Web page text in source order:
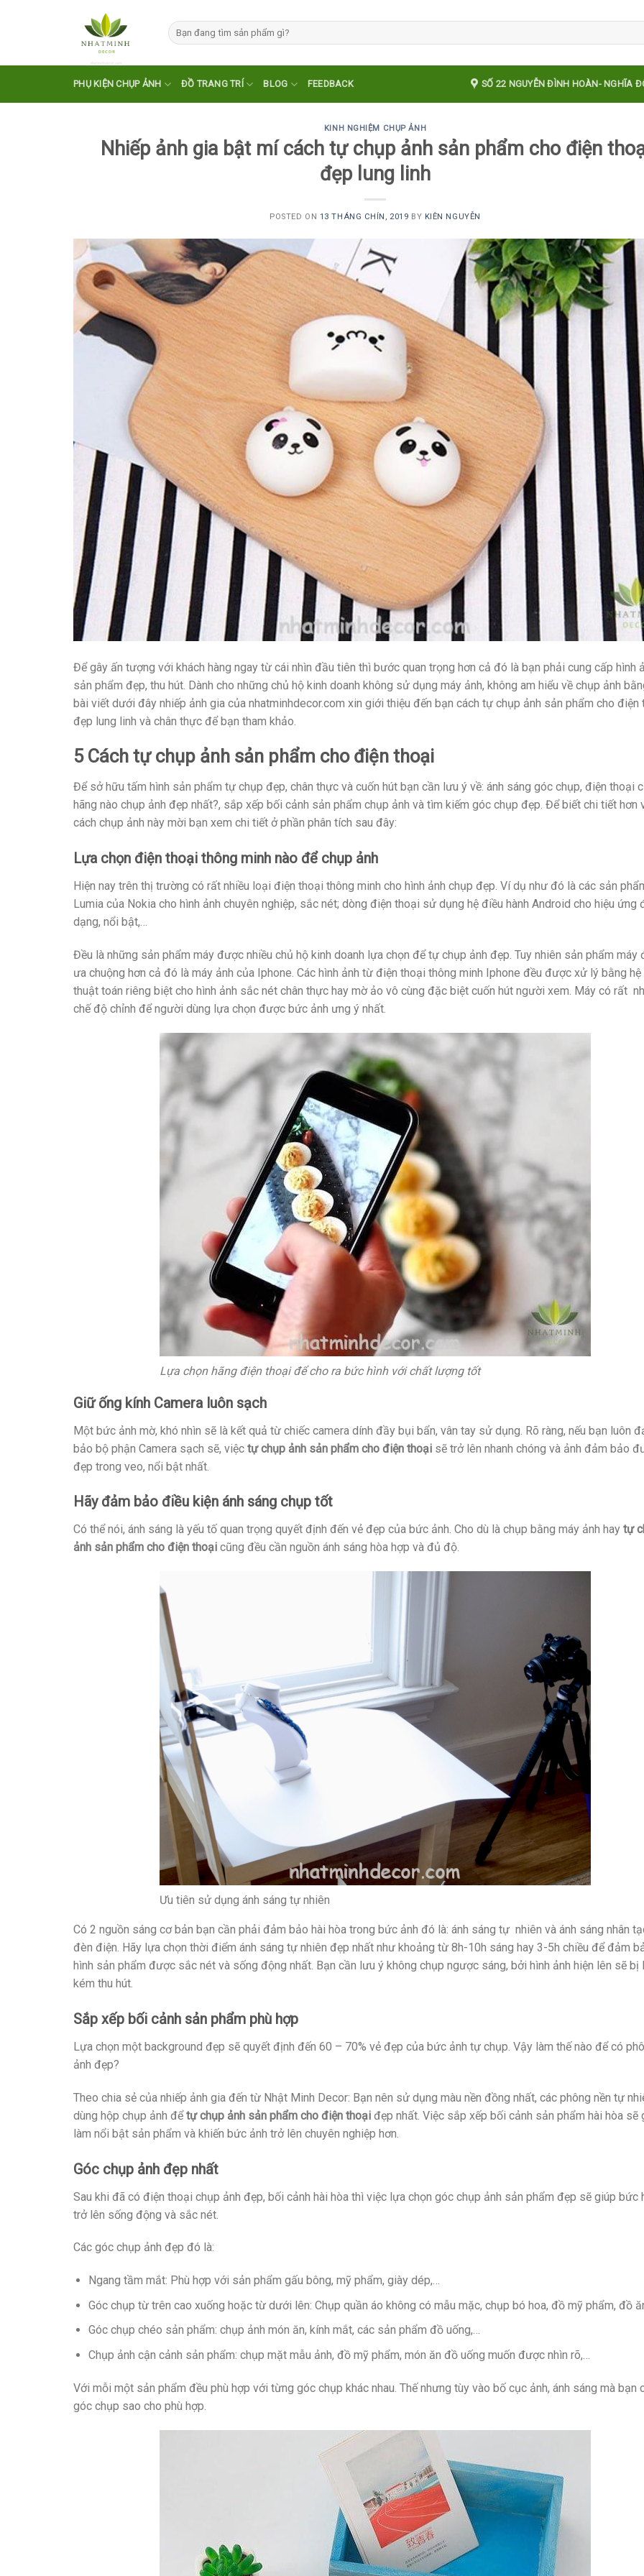
Tìm
kiếm:
PHỤ KIỆN CHỤP ẢNH ĐỒ TRANG TRÍ BLOG FEEDBACK SỐ 22 NGUYỄN ĐÌNH HOÀN- NGHĨA
KINH NGHIỆM CHỤP ẢNH
Nhiếp ảnh gia bật mí cách tự chụp ảnh sản phẩm cho điện
đẹp lung linh
POSTED ON 13 THÁNG CHÍN, 2019 BY KIÊN NGUYỄN
Để gây ấn tượng với khách hàng ngay từ cái nhìn đầu tiên thì bước quan trọng hơn cả đó là bạn phải cung cấp hình
sản phẩm đẹp, thu hút. Dành cho những chủ hộ kinh doanh không sử dụng máy ảnh, không am hiểu về chụp ảnh
bài viết dưới đây nhiếp ảnh gia của nhatminhdecor.com xin giới thiệu đến bạn cách tự chụp ảnh sản phẩm cho điện
đẹp lung linh và chân thực để bạn tham khảo.
5 Cách tự chụp ảnh sản phẩm cho điện thoại
Để sở hữu tấm hình sản phẩm tự chụp đẹp, chân thực và cuốn hút bạn cần lưu ý về: ánh sáng góc chụp, điện thoại
hãng nào chụp ảnh đẹp nhất?, sắp xếp bối cảnh sản phẩm chụp ảnh và tìm kiếm góc chụp đẹp. Để biết chi tiết hơn
cách chụp ảnh này mời bạn xem chi tiết ở phần phân tích sau đây:
Lựa chọn điện thoại thông minh nào để chụp ảnh
Hiện nay trên thị trường có rất nhiều loại điện thoại thông minh cho hình ảnh chụp đẹp. Ví dụ như đó là các sản
Lumia của Nokia cho hình ảnh chuyên nghiệp, sắc nét; dòng điện thoại sử dụng hệ điều hành Android cho hiệu ứng
dạng, nổi bật,…
Đều là những sản phẩm máy được nhiều chủ hộ kinh doanh lựa chọn để tự chụp ảnh đẹp. Tuy nhiên sản phẩm máy
ưa chuộng hơn cả đó là máy ảnh của Iphone. Các hình ảnh từ điện thoại thông minh Iphone đều được xử lý bằng hệ
thuật toán riêng biệt cho hình ảnh sắc nét chân thực hay mờ ảo vô cùng đặc biệt cuốn hút người xem. Máy có rất
chế độ chỉnh để người dùng lựa chọn được bức ảnh ưng ý nhất.
Lựa chọn hãng điện thoại để cho ra bức hình với chất lượng tốt
Giữ ống kính Camera luôn sạch
Một bức ảnh mờ, khó nhìn sẽ là kết quả từ chiếc camera dính đầy bụi bẩn, vân tay sử dụng. Rõ ràng, nếu bạn luôn
bảo bộ phận Camera sạch sẽ, việc tự chụp ảnh sản phẩm cho điện thoại sẽ trở lên nhanh chóng và ảnh đảm bảo
đẹp trong veo, nổi bật nhất.
Hãy đảm bảo điều kiện ánh sáng chụp tốt
Có thể nói, ánh sáng là yếu tố quan trọng quyết định đến vẻ đẹp của bức ảnh. Cho dù là chụp bằng máy ảnh hay tự
ảnh sản phẩm cho điện thoại cũng đều cần nguồn ánh sáng hòa hợp và đủ độ.
Ưu tiên sử dụng ánh sáng tự nhiên
Có 2 nguồn sáng cơ bản bạn cần phải đảm bảo hài hòa trong bức ảnh đó là: ánh sáng tự nhiên và ánh sáng nhân
đèn điện. Hãy lựa chọn thời điểm ánh sáng tự nhiên đẹp nhất như khoảng từ 8h-10h sáng hay 3-5h chiều để đảm
hình sản phẩm được sắc nét và sống động nhất. Bạn cần lưu ý không chụp ngược sáng, bởi hình ảnh hiện lên sẽ bị
kém thu hút.
Sắp xếp bối cảnh sản phẩm phù hợp
Lựa chọn một background đẹp sẽ quyết định đến 60 – 70% vẻ đẹp của bức ảnh tự chụp. Vậy làm thế nào để có
ảnh đẹp?
Theo chia sẻ của nhiếp ảnh gia đến từ Nhật Minh Decor: Bạn nên sử dụng màu nền đồng nhất, các phông nền tự
dùng hộp chụp ảnh đểtự chụp ảnh sản phẩm cho điện thoại đẹp nhất. Việc sắp xếp bối cảnh sản phẩm hài hòa sẽ
làm nổi bật sản phẩm và khiến bức ảnh trở lên chuyên nghiệp hơn.
Góc chụp ảnh đẹp nhất
Sau khi đã có điện thoại chụp ảnh đẹp, bối cảnh hài hòa thì việc lựa chọn góc chụp ảnh sản phẩm đẹp sẽ giúp bức
trở lên sống động và sắc nét.
Các góc chụp ảnh đẹp đó là:
Ngang tầm mắt: Phù hợp với sản phẩm gấu bông, mỹ phẩm, giày dép,…
Góc chụp từ trên cao xuống hoặc từ dưới lên: Chụp quần áo không có mẫu mặc, chụp bó hoa, đồ mỹ phẩm, đồ
Góc chụp chéo sản phẩm: chụp ảnh món ăn, kính mắt, các sản phẩm đồ uống,…
Chụp ảnh cận cảnh sản phẩm: chụp mặt mẫu ảnh, đồ mỹ phẩm, món ăn đồ uống muốn được nhìn rõ,…
Với mỗi một sản phẩm đều phù hợp với từng góc chụp khác nhau. Thế nhưng tùy vào bố cục ảnh, ánh sáng mà bạn
góc chụp sao cho phù hợp.